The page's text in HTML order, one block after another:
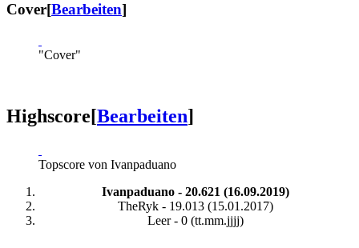
Cover[Bearbeiten]
"Cover"
Highscore[Bearbeiten]
Topscore von Ivanpaduano
Ivanpaduano - 20.621 (16.09.2019)
TheRyk - 19.013 (15.01.2017)
Leer - 0 (tt.mm.jjjj)